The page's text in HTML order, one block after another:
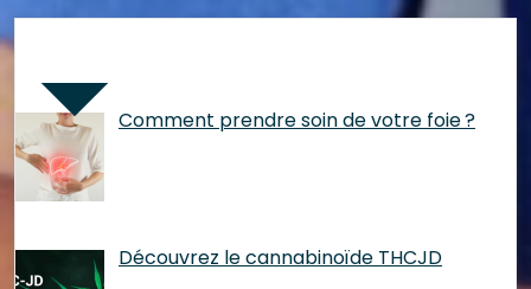
Comment prendre soin de votre foie ?
Découvrez le cannabinoïde THCJD